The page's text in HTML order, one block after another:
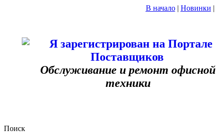
В начало| Новинки |
Обслуживание и ремонт офисной
техники
Поиск